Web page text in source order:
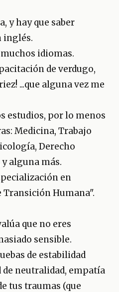
y hay que saber
inglés.
idiomas.
de verdugo,
...que alguna vez me
estudios, por lo menos
Medicina, Trabajo
Derecho
alguna más.
en
Humana".
que no eres
sensible.
de estabilidad
de neutralidad, empatía
tus traumas (que